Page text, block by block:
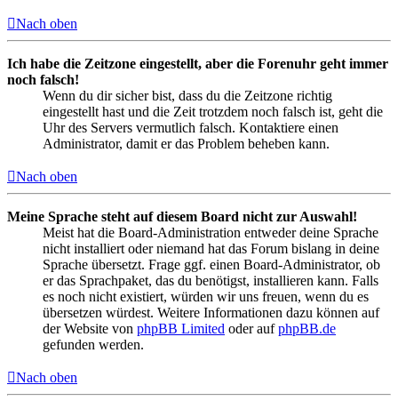
Nach oben
Ich habe die Zeitzone eingestellt, aber die Forenuhr geht immer
noch falsch!
Wenn du dir sicher bist, dass du die Zeitzone richtig
eingestellt hast und die Zeit trotzdem noch falsch ist, geht die
Uhr des Servers vermutlich falsch. Kontaktiere einen
Administrator, damit er das Problem beheben kann.
Nach oben
Meine Sprache steht auf diesem Board nicht zur Auswahl!
Meist hat die Board-Administration entweder deine Sprache
nicht installiert oder niemand hat das Forum bislang in deine
Sprache übersetzt. Frage ggf. einen Board-Administrator, ob
er das Sprachpaket, das du benötigst, installieren kann. Falls
es noch nicht existiert, würden wir uns freuen, wenn du es
übersetzen würdest. Weitere Informationen dazu können auf
der Website von phpBB Limited oder aufphpBB.de
gefunden werden.
Nach oben